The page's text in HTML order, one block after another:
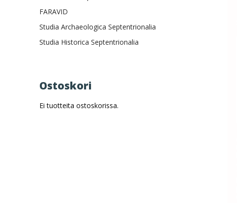
FARAVID
Studia Archaeologica Septentrionalia
Studia Historica Septentrionalia
Ostoskori
Ei tuotteita ostoskorissa.